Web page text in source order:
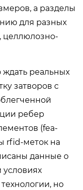
а разделы
для разных
целлюлозно-
реальных
затворов с
ребер
(fea-
rfid-меток на
данные о
условиях
но